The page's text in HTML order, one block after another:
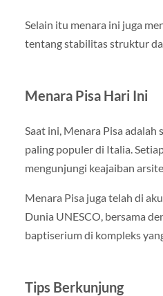
Selain itu menara ini juga
tentang stabilitas struktur
Menara Pisa Hari Ini
Saat ini, Menara Pisa adalah
paling populer di Italia.
mengunjungi keajaiban
Menara Pisa juga telah di
Dunia UNESCO, bersama
baptiserium di kompleks
Tips Berkunjung